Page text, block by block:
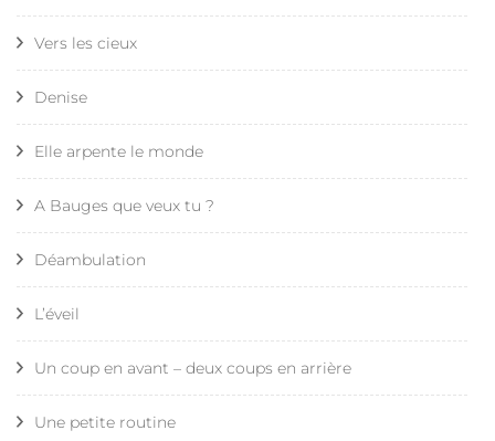
Vers les cieux
Denise
Elle arpente le monde
A Bauges que veux tu ?
Déambulation
L’éveil
Un coup en avant – deux coups en arrière
Une petite routine